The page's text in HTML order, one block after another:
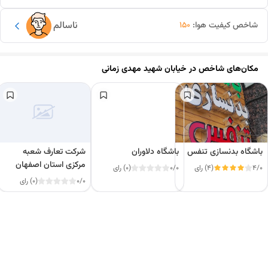
ناسالم شاخص کیفیت هوا: 150
مکان‌های شاخص درخیابان شهید مهدی زمانی
باشگاه بدنسازی تنفس
4/0 (4) رای
باشگاه دلاوران
0/0 (0) رای
شرکت تعارف شعبه
مرکزی استان اصفهان
0/0 (0) رای